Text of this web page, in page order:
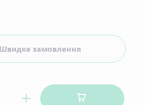
Швидке замовлення